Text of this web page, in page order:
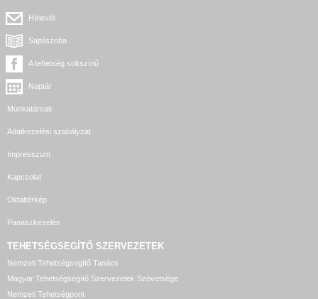
Hírlevél
Sajtószoba
A tehetség sokszínű
Naptár
Munkatársak
Adatkezelési szabályzat
Impresszum
Kapcsolat
Oldaltérkép
Panaszkezelés
TEHETSÉGSEGÍTŐ SZERVEZETEK
Nemzeti Tehetségsegítő Tanács
Magyar Tehetségsegítő Szervezetek Szövetsége
Nemzeti Tehetségpont